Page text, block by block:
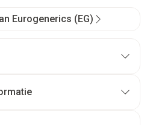
Eurogenerics (EG)